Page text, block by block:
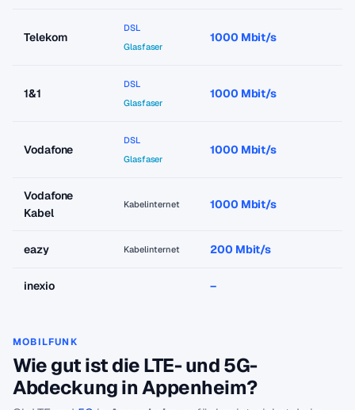
Telekom
DSL
Glasfaser
1000 Mbit/s
1&1
DSL
Glasfaser
1000 Mbit/s
Vodafone
DSL
Glasfaser
1000 Mbit/s
Vodafone
Kabel
Kabelinternet 1000 Mbit/s
eazy Kabelinternet 200 Mbit/s
inexio –
MOBILFUNK
Wie gut ist die LTE- und 5G-
Abdeckung in Appenheim?